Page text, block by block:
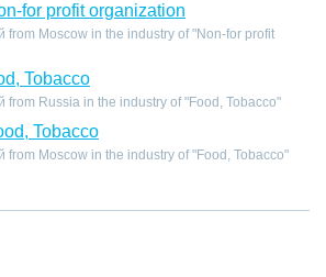
for profit organization
from Moscow in the industry of "Non-for profit
Tobacco
from Russia in the industry of "Food, Tobacco"
Tobacco
from Moscow in the industry of "Food, Tobacco"